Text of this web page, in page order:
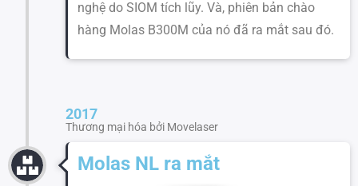
nghệ do SIOM tích lũy. Và, phiên bản chào
hàng Molas B300M của nó đã ra mắt sau đó.
2017
Thương mại hóa bởi Movelaser
Molas NL ra mắt